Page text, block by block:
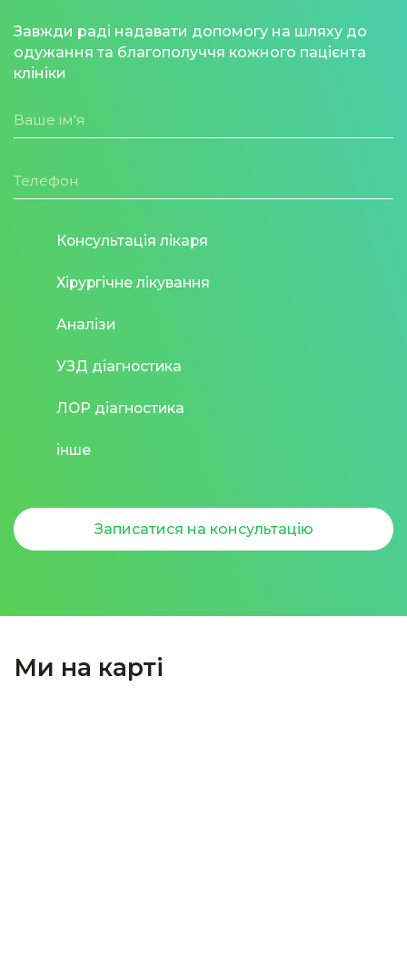
Завжди раді надавати допомогу на шляху до
одужання та благополуччя кожного пацієнта
клініки
Консультація лікаря
Хірургічне лікування
Аналізи
УЗД діагностика
ЛОР діагностика
інше
Записатися на консультацію
Ми на карті